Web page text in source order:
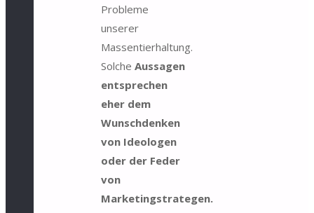
Probleme
unserer
Massentierhaltung.
Solche Aussagen
entsprechen
eher dem
Wunschdenken
von Ideologen
oder der Feder
von
Marketingstrategen.